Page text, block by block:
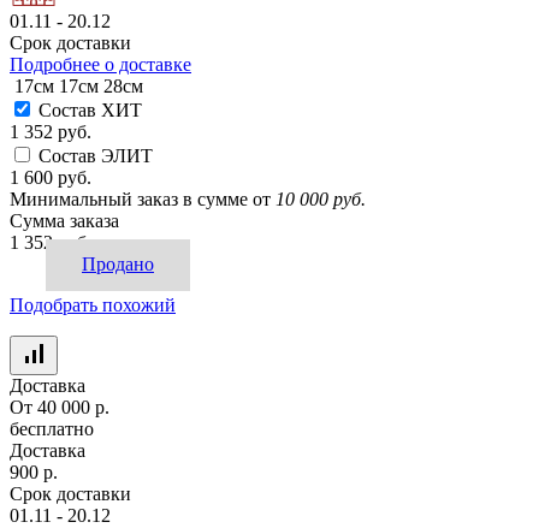
01.11 - 20.12
Срок доставки
Подробнее о доставке
17см 17см 28см
Состав ХИТ
1 352 руб.
Состав ЭЛИТ
1 600 руб.
Минимальный заказ в сумме от 10 000 руб.
Сумма заказа
1 352 руб.
Продано
Подобрать похожий
Доставка
От 40 000 р.
бесплатно
Доставка
900 р.
Срок доставки
01.11 - 20.12